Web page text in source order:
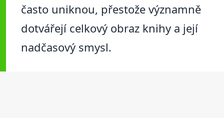
často uniknou, přestože významně
dotvářejí celkový obraz knihy a její
nadčasový smysl.